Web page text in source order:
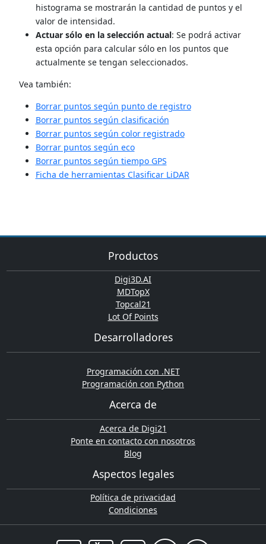
histograma se mostrarán la cantidad de puntos y el
valor de intensidad.
Actuar sólo en la selección actual: Se podrá activar
esta opción para calcular sólo en los puntos que
actualmente se tengan seleccionados.
Vea también:
Borrar puntos según punto de registro
Borrar puntos según clasificación
Borrar puntos según color registrado
Borrar puntos según eco
Borrar puntos según tiempo GPS
Ficha de herramientas Clasificar LiDAR
Productos
Digi3D.AI
MDTopX
Topcal21
Lot Of Points
Desarrolladores
Programación con .NET
Programación con Python
Acerca de
Acerca de Digi21
Ponte en contacto con nosotros
Blog
Aspectos legales
Política de privacidad
Condiciones